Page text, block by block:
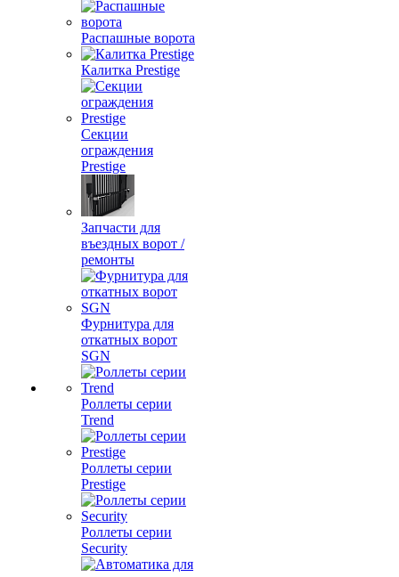
Распашные ворота
Калитка Prestige
Секции
ограждения
Prestige
Запчасти для
въездных ворот /
ремонты
Фурнитура для
откатных ворот
SGN
Роллеты серии
Trend
Роллеты серии
Prestige
Роллеты серии
Security